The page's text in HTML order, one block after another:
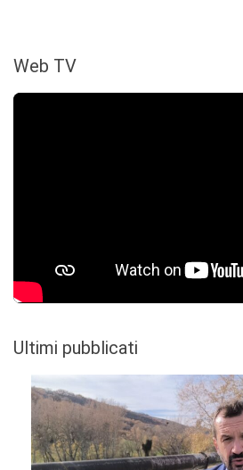
Web TV
Ultimi pubblicati